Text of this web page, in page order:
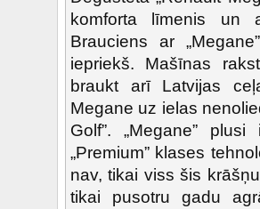
komforta līmenis un
Brauciens ar
iepriekš. Mašīnas
braukt arī Latvijas
Megane uz ielas
Golf”. „Megane”
„Premium” klases
nav, tikai viss šis
tikai pusotru gadu